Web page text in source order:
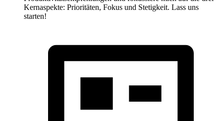
Kernaspekte: Prioritäten, Fokus und Stetigkeit. Lass uns
starten!